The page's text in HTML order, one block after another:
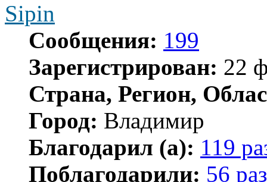
Sipin
Сообщения: 199
Зарегистрирован: 22
Страна, Регион,
Город: Владимир
Благодарил (а): 119
Поблагодарили: 56 раз